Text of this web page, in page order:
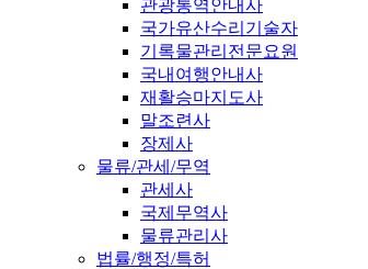
관광통역안내사
국가유산수리기술자
기록물관리전문요원
국내여행안내사
재활승마지도사
말조련사
장제사
물류/관세/무역
관세사
국제무역사
물류관리사
법률/행정/특허